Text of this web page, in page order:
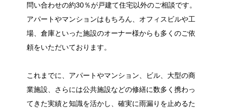
問い合わせの約30％が戸建て住宅以外のご相談です。
アパートやマンションはもちろん、オフィスビルや工
場、倉庫といった施設のオーナー様からも多くのご依
頼をいただいております。
これまでに、アパートやマンション、ビル、大型の商
業施設、さらには公共施設などの修繕に数多く携わっ
てきた実績と知識を活かし、確実に雨漏りを止めるた